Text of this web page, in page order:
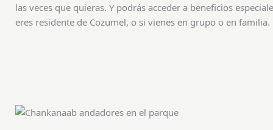
las veces que quieras. Y podrás acceder a beneficios
eres residente de Cozumel, o si vienes en grupo o en familia.